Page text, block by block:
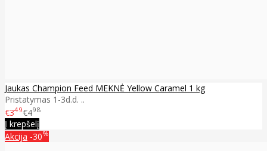
Jaukas Champion Feed MEKNĖ Yellow Caramel 1 kg
Pristatymas 1-3d.d. ..
€349€498
Į krepšelį
Akcija -30%